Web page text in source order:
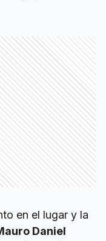
en el lugar y la
Daniel